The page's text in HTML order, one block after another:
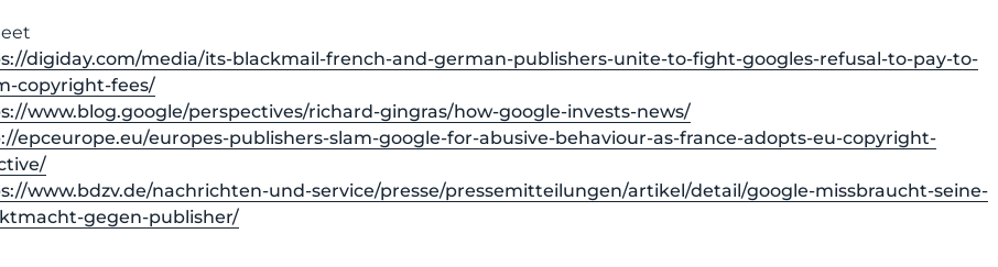
digiday.com/media/its-blackmail-french-and-german-publishers-unite-to-fight-googles-refusal-to-pay-to-
copyright-fees/
www.blog.google/perspectives/richard-gingras/how-google-invests-news/
epceurope.eu/europes-publishers-slam-google-for-abusive-behaviour-as-france-adopts-eu-copyright-
www.bdzv.de/nachrichten-und-service/presse/pressemitteilungen/artikel/detail/google-missbraucht-seine-
gegen-publisher/